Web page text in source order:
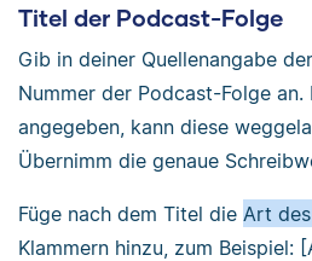
Titel der Podcast-Folge
Gib in deiner Quellenangabe
Nummer der Podcast-Folge an.
angegeben, kann diese
Übernimm die genaue
Füge nach dem Titel die Art
Klammern hinzu, zum Beispiel: